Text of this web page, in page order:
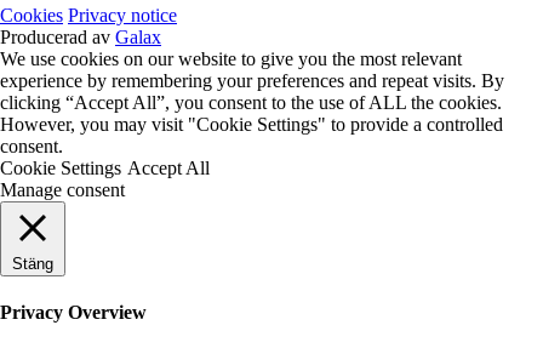
Cookies Privacy notice
Producerad av Galax
We use cookies on our website to give you the most relevant
experience by remembering your preferences and repeat visits. By
clicking “Accept All”, you consent to the use of ALL the cookies.
However, you may visit "Cookie Settings" to provide a controlled
consent.
Cookie Settings Accept All
Manage consent
Stäng
Privacy Overview